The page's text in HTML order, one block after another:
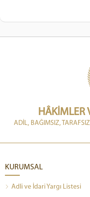
HÂKİMLER
ADİL, BAĞIMSIZ,
KURUMSAL
Adli ve İdari Yargı Listesi